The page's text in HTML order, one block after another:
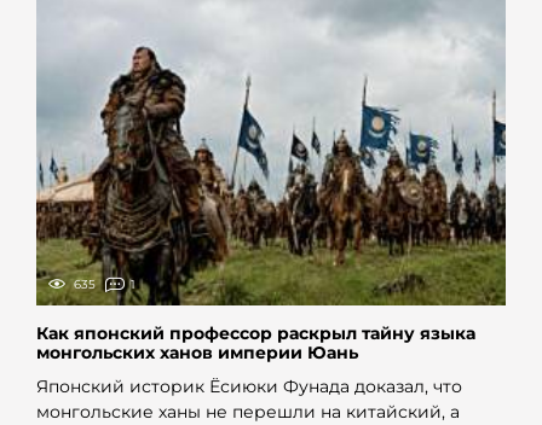
635 1
Как японский профессор раскрыл тайну языка
монгольских ханов империи Юань
Японский историк Ёсиюки Фунада доказал, что
монгольские ханы не перешли на китайский, а